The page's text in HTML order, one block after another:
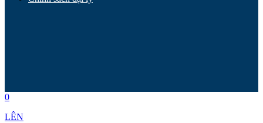
0
LÊN